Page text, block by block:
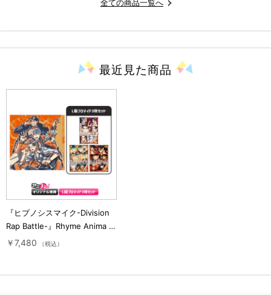
全ての商品一覧へ
最近見た商品
『ヒプノシスマイク-Division
Rap Battle-』Rhyme Anima ＋
／2巻／Blu-ray（アニまるっ！
￥7,480 （税込）